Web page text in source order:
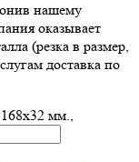
нашему
оказывает
(резка в размер,
доставка по
мм.,